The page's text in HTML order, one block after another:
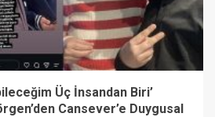
Üç İnsandan Biri’
Cansever’e Duygusal